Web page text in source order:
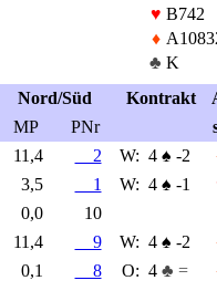
♥ B742
♦
♣ K
Nord/Süd
Kontrakt
MP
PNr
11,4
2 W: 4 ♠ -2
3,5
1 W: 4 ♠ -1
0,0
10
11,4
9 W: 4 ♠ -2
0,1
8 O: 4 ♣ =